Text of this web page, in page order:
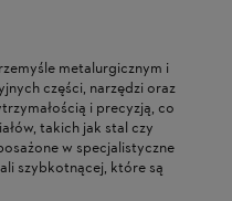
metalurgicznym i
części, narzędzi oraz
i precyzją, co
takich jak stal czy
w specjalistyczne
szybkotnącej, które są